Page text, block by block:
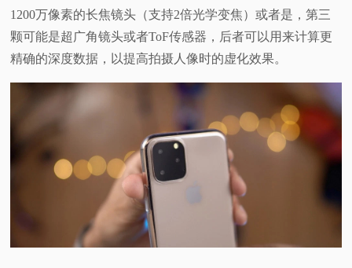
体
验
1200万像素的长焦镜头（支持2倍光学变焦）或者是，第三
颗可能是超广角镜头或者ToF传感器，后者可以用来计算更
精确的深度数据，以提高拍摄人像时的虚化效果。